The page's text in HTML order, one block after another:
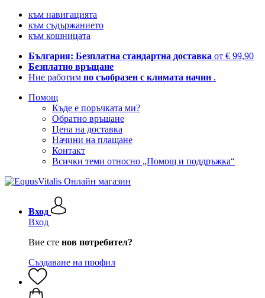
към навигацията
към съдържанието
към кошницата
България: Безплатна стандартна доставка от € 99,90
Безплатно връщане
Ние работим по съобразен с климата начин .
Помощ
Къде е поръчката ми?
Обратно връщане
Цена на доставка
Начини на плащане
Контакт
Всички теми относно „Помощ и поддръжка“
Вход
Вход
Вие сте нов потребител?
Създаване на профил